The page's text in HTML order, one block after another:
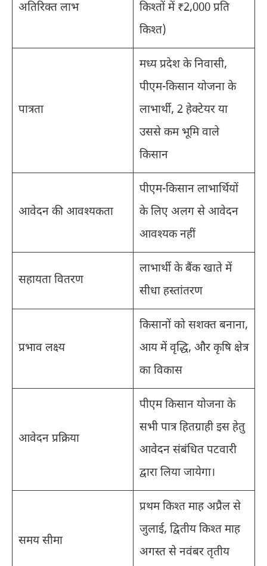
अतिरिक्त लाभ
किश्तों में ₹2,000 प्रति
किश्त)
पात्रता
मध्य प्रदेश के निवासी,
पीएम-किसान योजना के
लाभार्थी, 2 हेक्टेयर या
उससे कम भूमि वाले
किसान
आवेदन की आवश्यकता
पीएम-किसान लाभार्थियों
के लिए अलग से आवेदन
आवश्यक नहीं
सहायता वितरण
लाभार्थी के बैंक खाते में
सीधा हस्तांतरण
प्रभाव लक्ष्य
किसानों को सशक्त बनाना,
आय में वृद्धि, और कृषि क्षेत्र
का विकास
आवेदन प्रक्रिया
पीएम किसान योजना के
सभी पात्र हितग्राही इस हेतु
आवेदन संबंधित पटवारी
द्वारा लिया जायेगा।
समय सीमा
प्रथम किश्‍त माह अप्रैल से
जुलाई, द्वितीय किश्‍त माह
अगस्‍त से नवंबर तृतीय